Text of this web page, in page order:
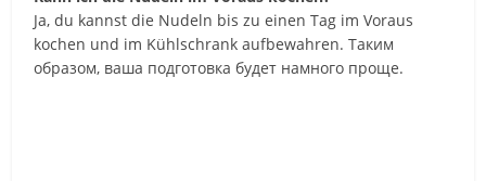
Ja, du kannst die Nudeln bis zu einen Tag im Voraus
kochen und im Kühlschrank aufbewahren. Таким
образом, ваша подготовка будет намного проще.